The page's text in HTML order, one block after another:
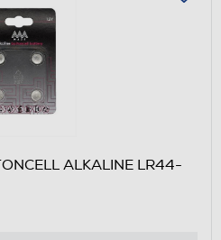
ALKALINE LR44-